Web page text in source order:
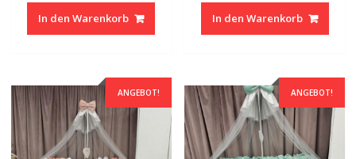
war:
200,00 €160,00 €.
In den Warenkorb
war:
200,00 €160,00
In den Warenkorb
ANGEBOT! ANGEBOT!